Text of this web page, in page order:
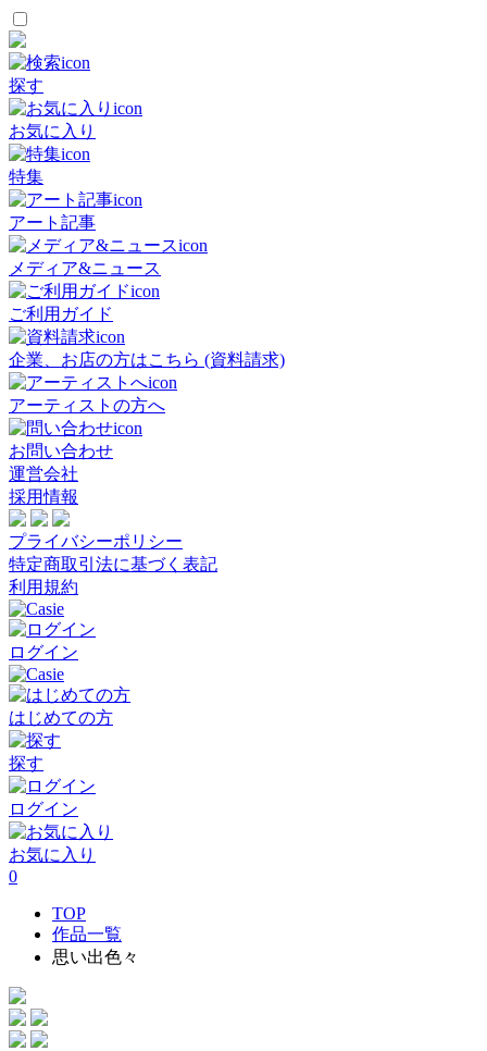
探す
お気に入り
特集
アート記事
メディア&ニュース
ご利用ガイド
企業、お店の方はこちら (資料請求)
アーティストの方へ
お問い合わせ
運営会社
採用情報
プライバシーポリシー
特定商取引法に基づく表記
利用規約
ログイン
はじめての方
探す
ログイン
お気に入り
0
TOP
作品一覧
思い出色々